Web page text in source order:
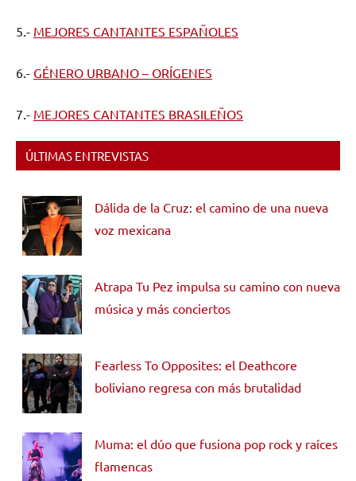
5.- MEJORES CANTANTES ESPAÑOLES
6.- GÉNERO URBANO – ORÍGENES
7.- MEJORES CANTANTES BRASILEÑOS
ÚLTIMAS ENTREVISTAS
Dálida de la Cruz: el camino de una nueva
voz mexicana
Atrapa Tu Pez impulsa su camino con nueva
música y más conciertos
Fearless To Opposites: el Deathcore
boliviano regresa con más brutalidad
Muma: el dúo que fusiona pop rock y raíces
flamencas